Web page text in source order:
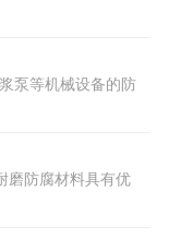
泵等机械设备的防
磨防腐材料具有优